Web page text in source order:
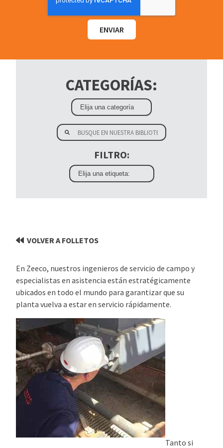
CATEGORÍAS:
FILTRO:
VOLVER A FOLLETOS
En Zeeco, nuestros ingenieros de servicio de campo y
especialistas en asistencia están estratégicamente
ubicados en todo el mundo para garantizar que su
planta vuelva a estar en servicio rápidamente.
Tanto si